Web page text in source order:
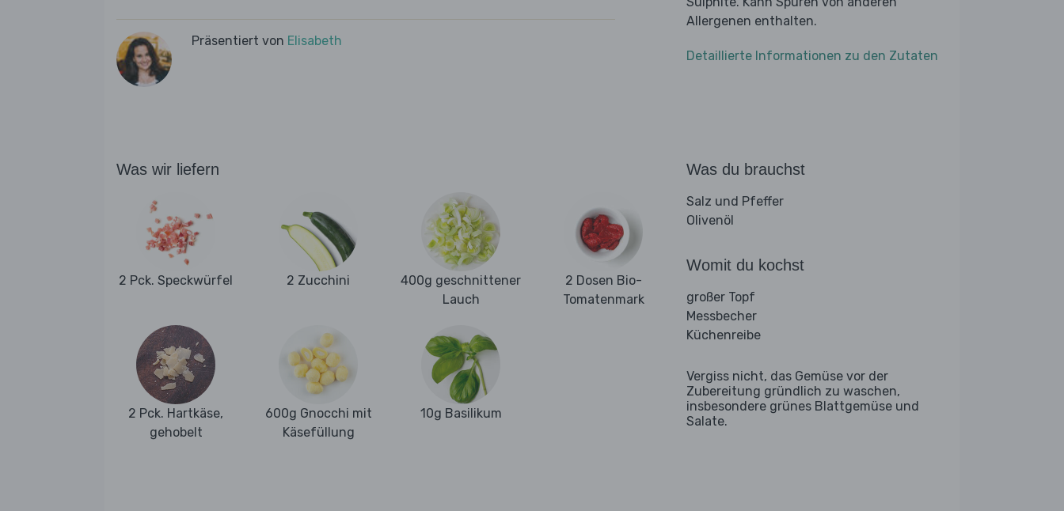
Präsentiert von Elisabeth
Allergenen enthalten.
Detaillierte Informationen zu den Zutaten
Was wir liefern
2 Pck. Speckwürfel 2 Zucchini
400g geschnittener
Lauch
2 Dosen Bio-
Tomatenmark
2 Pck. Hartkäse,
gehobelt
600g Gnocchi mit
Käsefüllung
10g Basilikum
Was du brauchst
Salz und Pfeffer
Olivenöl
Womit du kochst
großer Topf
Messbecher
Küchenreibe
Vergiss nicht, das Gemüse vor der
Zubereitung gründlich zu waschen,
insbesondere grünes Blattgemüse und
Salate.